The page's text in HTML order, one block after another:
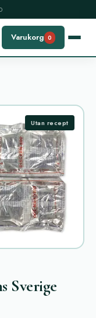
Varukorg 0
Utan recept
Sverige